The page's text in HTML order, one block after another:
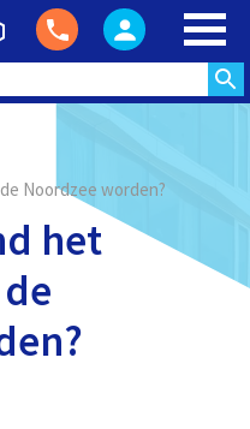
Noordzee worden?
het